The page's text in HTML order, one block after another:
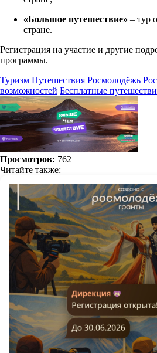
«Большое путешествие» – тур
стране.
Регистрация на участие и другие
программы.
Туризм Путешествия Росмолодёжь
возможностей Бесплатные
Просмотров: 762
Читайте также: